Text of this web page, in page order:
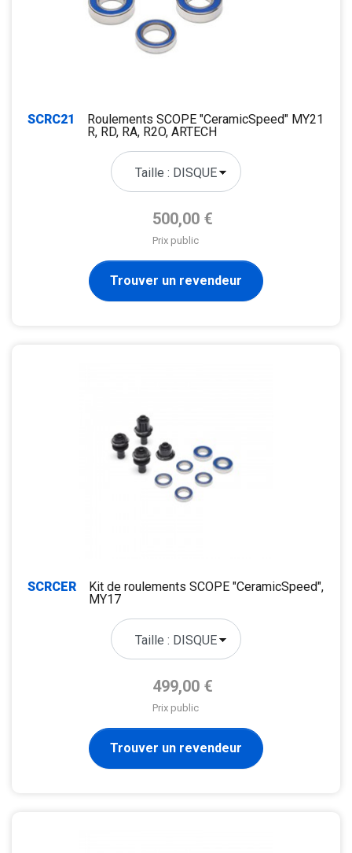
SCRC21
Roulements SCOPE "CeramicSpeed" MY21
R, RD, RA, R2O, ARTECH
Prix de base
500,00 €
Prix public
Trouver un revendeur
SCRCER
Kit de roulements SCOPE "CeramicSpeed",
MY17
Prix de base
499,00 €
Prix public
Trouver un revendeur